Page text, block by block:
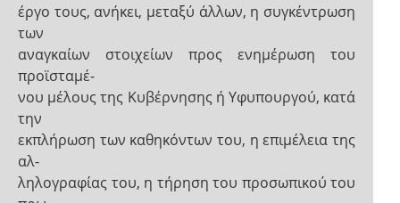
έργο τους, ανήκει, μεταξύ άλλων, η συγκέντρωση
των
αναγκαίων στοιχείων προς ενημέρωση του
προϊσταμέ-
νου μέλους της Κυβέρνησης ή Υφυπουργού, κατά
την
εκπλήρωση των καθηκόντων του, η επιμέλεια της
αλ-
ληλογραφίας του, η τήρηση του προσωπικού του